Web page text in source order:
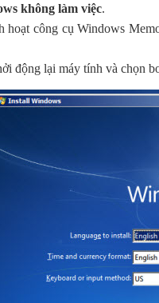
không làm việc.
công cụ Windows
động lại máy tính và chọn